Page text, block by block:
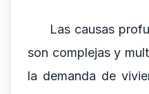
Las causas
son complejas y
la demanda de